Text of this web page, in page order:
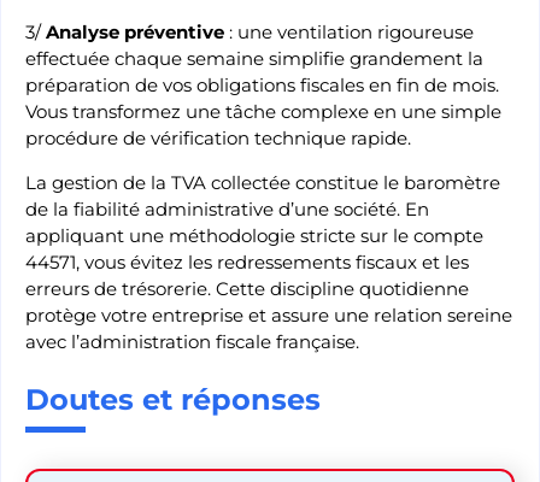
3/Analyse préventive : une ventilation rigoureuse
effectuée chaque semaine simplifie grandement la
préparation de vos obligations fiscales en fin de mois.
Vous transformez une tâche complexe en une simple
procédure de vérification technique rapide.
La gestion de la TVA collectée constitue le baromètre
de la fiabilité administrative d’une société. En
appliquant une méthodologie stricte sur le compte
44571, vous évitez les redressements fiscaux et les
erreurs de trésorerie. Cette discipline quotidienne
protège votre entreprise et assure une relation sereine
avec l’administration fiscale française.
Doutes et réponses